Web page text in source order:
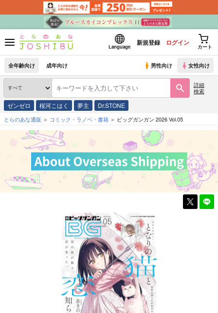
Language
新規登録 ログイン
カート
全年齢向け 成年向け 男性向け 女性向け
詳細
検索
ゼンゼロ 桜河こはく 夢主 Dr.STONE
とらのあな通販 コミック・ラノベ・書籍 ビッグガンガン 2026 Vol.05